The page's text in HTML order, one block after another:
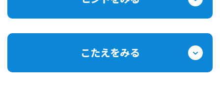
こたえをみる